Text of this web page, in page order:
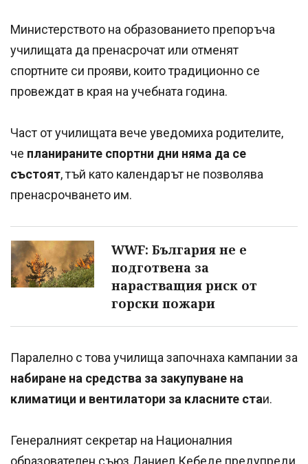
Министерството на образованието препоръча
училищата да пренасрочат или отменят
спортните си прояви, които традиционно се
провеждат в края на учебната година.
Част от училищата вече уведомиха родителите,
че планираните спортни дни няма да се
състоят, тъй като календарът не позволява
пренасрочването им.
WWF: България не е
подготвена за
нарастващия риск от
горски пожари
Паралелно с това училища започнаха кампании за
набиране на средства за закупуване на
климатици и вентилатори за класните стаи.
Генералният секретар на Националния